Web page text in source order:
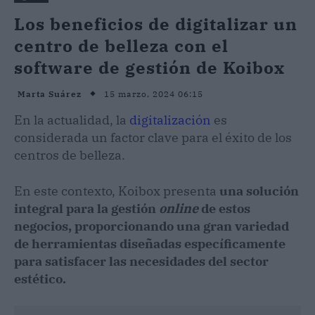
Los beneficios de digitalizar un
centro de belleza con el
software de gestión de Koibox
Marta Suárez 15 marzo, 2024 06:15
En la actualidad, la digitalización es
considerada un factor clave para el éxito de los
centros de belleza.
En este contexto, Koibox presenta una solución
integral para la gestión onlinede estos
negocios, proporcionando una gran variedad
de herramientas diseñadas específicamente
para satisfacer las necesidades del sector
estético.